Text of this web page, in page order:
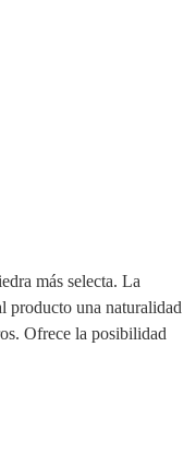
más selecta. La
producto una naturalidad
Ofrece la posibilidad